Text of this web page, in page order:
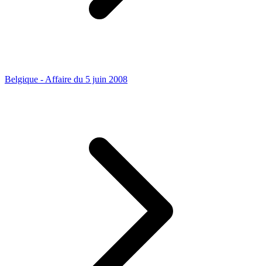
Belgique - Affaire du 5 juin 2008